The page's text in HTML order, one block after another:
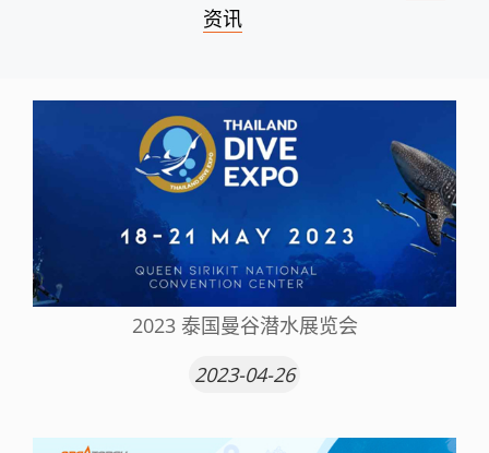
资讯
2023 泰国曼谷潜水展览会
2023-04-26